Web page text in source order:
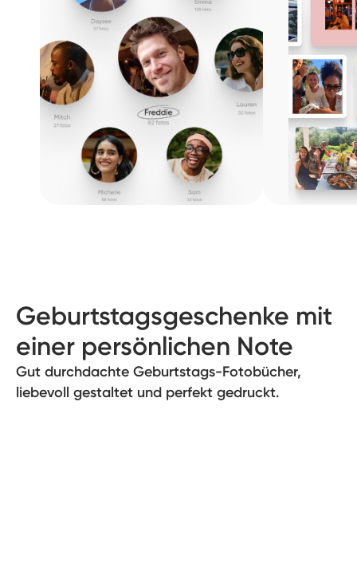
Geburtstagsgeschenke mit
einer persönlichen Note
Gut durchdachte Geburtstags-Fotobücher,
liebevoll gestaltet und perfekt gedruckt.